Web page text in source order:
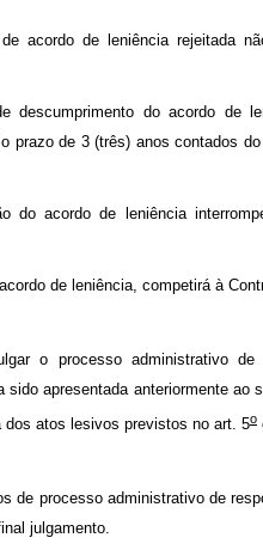
acordo de leniência rejeitada
descumprimento do acordo de
prazo de 3 (três) anos contados
do acordo de leniência
de leniência, competirá à
o processo administrativo de
sido apresentada anteriormente ao
dos atos lesivos previstos no art. 5o
de processo administrativo de
julgamento.